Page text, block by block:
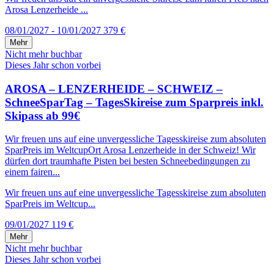
Arosa Lenzerheide ...
08/01/2027 - 10/01/2027 379 €
Mehr
Nicht mehr buchbar
Dieses Jahr schon vorbei
AROSA – LENZERHEIDE – SCHWEIZ –
SchneeSparTag – TagesSkireise zum Sparpreis inkl.
Skipass ab 99€
Wir freuen uns auf eine unvergessliche Tagesskireise zum absoluten
SparPreis im WeltcupOrt Arosa Lenzerheide in der Schweiz! Wir
dürfen dort traumhafte Pisten bei besten Schneebedingungen zu
einem fairen...
Wir freuen uns auf eine unvergessliche Tagesskireise zum absoluten
SparPreis im Weltcup...
09/01/2027 119 €
Mehr
Nicht mehr buchbar
Dieses Jahr schon vorbei